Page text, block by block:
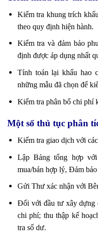
Kiểm tra khung trích
theo quy định hiện hành.
Kiểm tra và đảm bảo
định được áp dụng nhất
Tính toán lại khấu hao
những mẫu đã chọn để
Kiểm tra phân bổ chi phí
Một số thủ tục phân
Kiểm tra giao dịch với
Lập Bảng tổng hợp
mua/bán hợp lý, Đảm
Gửi Thư xác nhận với
Đối với đầu tư xây dựng
chi phí; thu thập kế
tra số dư.